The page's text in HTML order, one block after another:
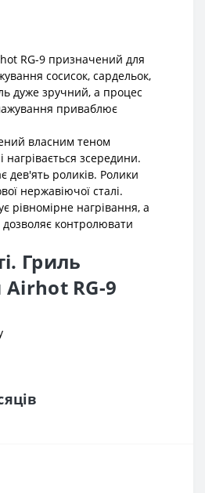
RG-9 призначений для
сосисок, сардельок,
дуже зручний, а процес
приваблює
власним теном
нагрівається зсередини.
дев'ять роликів. Ролики
нержавіючої сталі.
рівномірне нагрівання, а
дозволяє контролювати
Гриль
RG-9